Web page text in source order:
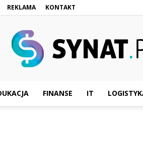
REKLAMA KONTAKT
FINANSE IT